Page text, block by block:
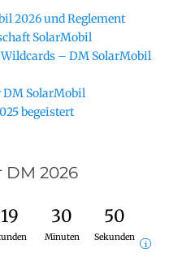
2026 und Reglement
SolarMobil
– DM SolarMobil
DM SolarMobil
begeistert
2026
19 30
Minuten
49
Sekunden
i